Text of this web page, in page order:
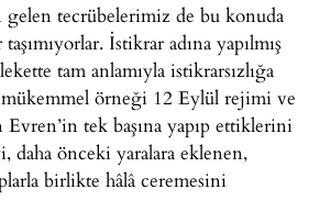
gelen tecrübelerimiz de bu konuda
İstikrar adına yapılmış
tam anlamıyla istikrarsızlığa
örneği 12 Eylül rejimi ve
Evren’in tek başına yapıp ettiklerini
daha önceki yaralara eklenen,
birlikte hâlâ ceremesini